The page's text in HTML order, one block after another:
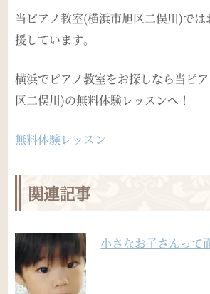
当ピアノ教室(横浜市旭区二俣川)で
援しています。
横浜でピアノ教室をお探しなら当ピ
区二俣川)の無料体験レッスンへ！
無料体験レッスン
関連記事
小さなお子さんって